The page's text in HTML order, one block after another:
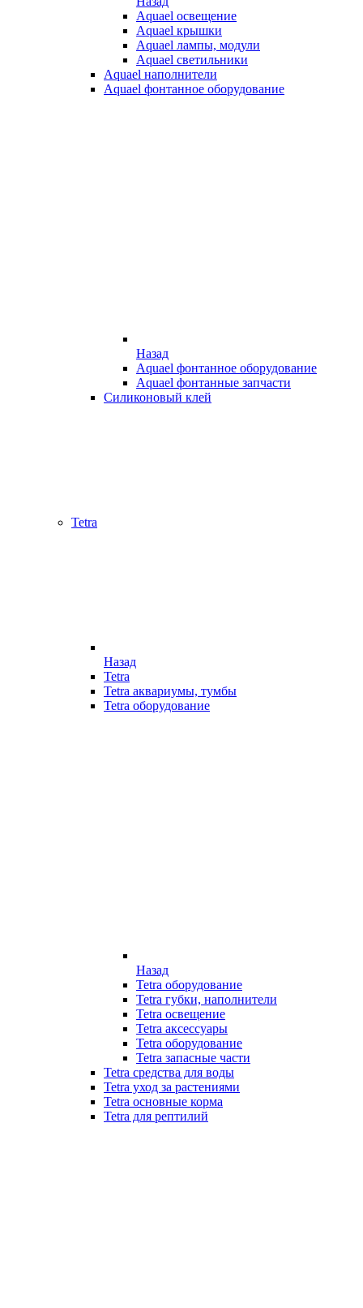
Aquael освещение
Aquael крышки
Aquael лампы, модули
Aquael светильники
Aquael наполнители
Aquael фонтанное оборудование
Назад
Aquael фонтанное оборудование
Aquael фонтанные запчасти
Силиконовый клей
Tetra
Назад
Tetra
Tetra аквариумы, тумбы
Tetra оборудование
Назад
Tetra оборудование
Tetra губки, наполнители
Tetra освещение
Tetra аксессуары
Tetra оборудование
Tetra запасные части
Tetra средства для воды
Tetra уход за растениями
Tetra основные корма
Tetra для рептилий